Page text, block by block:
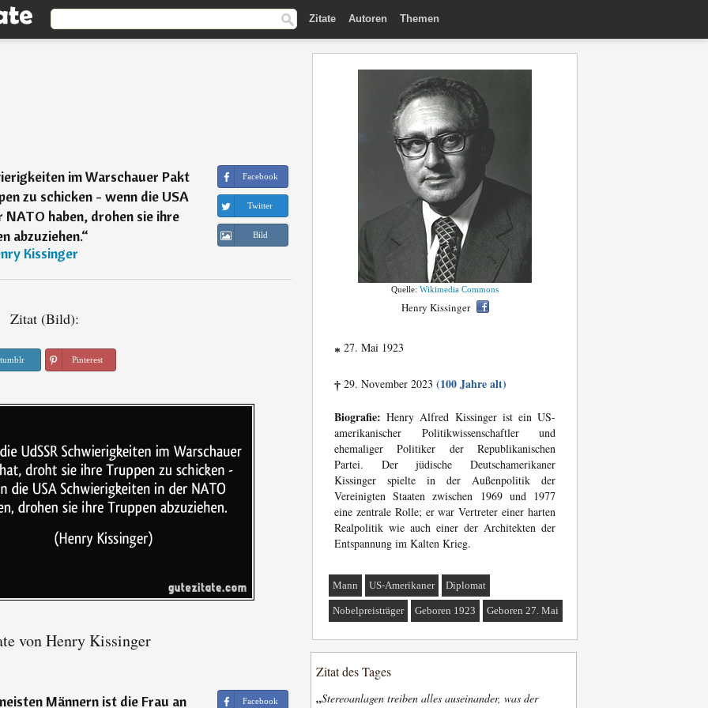
Zitate Autoren Themen
im Warschauer Pakt
zu schicken - wenn die USA
haben, drohen sie ihre
abzuziehen.“
Kissinger
Facebook
Twitter
Bild
Zitat (Bild):
tumblr Pinterest
von Henry Kissinger
Männern ist die Frau an Facebook
Quelle: Wikimedia Commons
Henry Kissinger
* 27. Mai 1923
† 29. November 2023 (100 Jahre alt)
Biografie: Henry Alfred Kissinger ist ein US-
amerikanischer Politikwissenschaftler und
ehemaliger Politiker der Republikanischen
Partei. Der jüdische Deutschamerikaner
Kissinger spielte in der Außenpolitik der
Vereinigten Staaten zwischen 1969 und 1977
eine zentrale Rolle; er war Vertreter einer harten
Realpolitik wie auch einer der Architekten der
Entspannung im Kalten Krieg.
Mann US-Amerikaner Diplomat
Nobelpreisträger Geboren 1923 Geboren 27. Mai
Zitat des Tages
„Stereoanlagen treiben alles auseinander, was der